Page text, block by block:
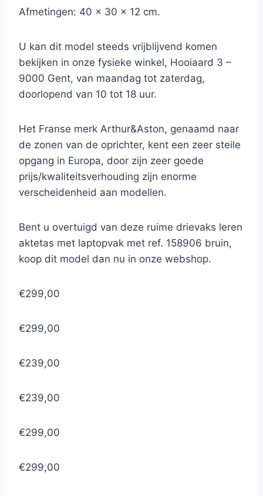
Afmetingen: 40 x 30 x 12 cm.
U kan dit model steeds vrijblijvend komen
bekijken in onze fysieke winkel, Hooiaard 3 –
9000 Gent, van maandag tot zaterdag,
doorlopend van 10 tot 18 uur.
Het Franse merk Arthur&Aston, genaamd naar
de zonen van de oprichter, kent een zeer steile
opgang in Europa, door zijn zeer goede
prijs/kwaliteitsverhouding zijn enorme
verscheidenheid aan modellen.
Bent u overtuigd van deze ruime drievaks leren
aktetas met laptopvak met ref. 158906 bruin,
koop dit model dan nu in onze webshop.
€299,00
€299,00
€239,00
€239,00
€299,00
€299,00